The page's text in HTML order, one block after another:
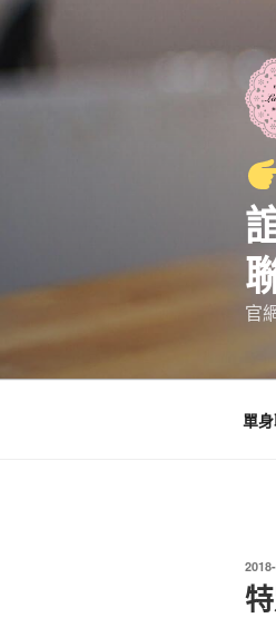
跳
至
主
要
官
單
發
佈
於